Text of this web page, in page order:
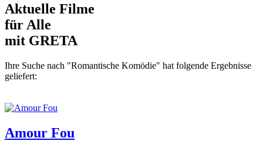
Aktuelle Filme
für Alle
mit GRETA
Ihre Suche nach "Romantische Komödie" hat folgende Ergebnisse
geliefert:
Amour Fou